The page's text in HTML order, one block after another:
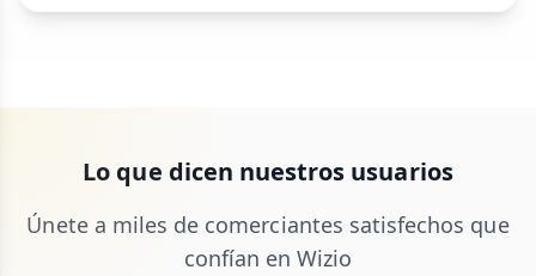
Lo que dicen nuestros usuarios
Únete a miles de comerciantes satisfechos que
confían en Wizio